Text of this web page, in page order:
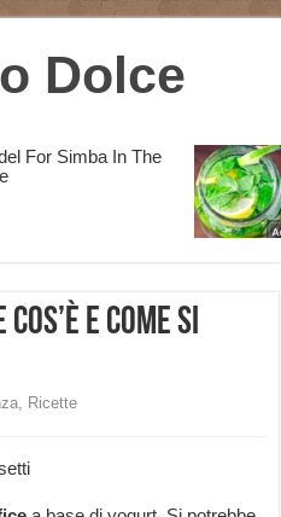
e come si
, Ricette